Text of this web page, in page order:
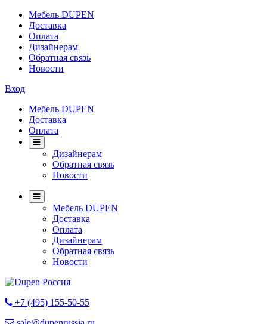
Мебель DUPEN
Доставка
Оплата
Дизайнерам
Обратная связь
Новости
Вход
Мебель DUPEN
Доставка
Оплата
Дизайнерам
Обратная связь
Новости
Мебель DUPEN
Доставка
Оплата
Дизайнерам
Обратная связь
Новости
+7 (495) 155-50-55